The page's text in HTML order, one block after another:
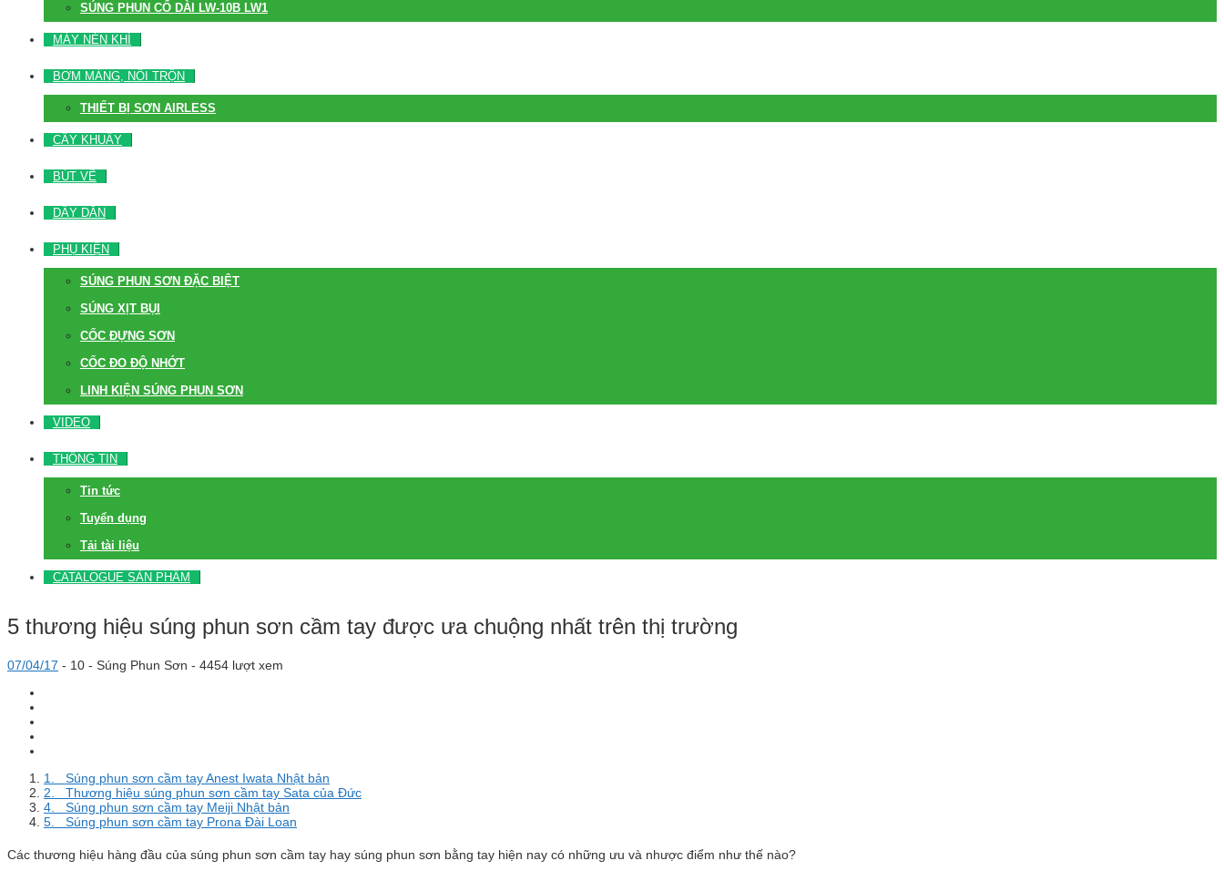
SÚNG PHUN CỔ DÀI LW-10B LW1
MÁY NÉN KHÍ
BƠM MÀNG, NỒI TRỘN
THIẾT BỊ SƠN AIRLESS
CÂY KHUẤY
BÚT VẼ
DÂY DẪN
PHỤ KIỆN
SÚNG PHUN SƠN ĐẶC BIỆT
SÚNG XỊT BỤI
CỐC ĐỰNG SƠN
CỐC ĐO ĐỘ NHỚT
LINH KIỆN SÚNG PHUN SƠN
VIDEO
THÔNG TIN
Tin tức
Tuyển dụng
Tải tài liệu
CATALOGUE SẢN PHẨM
5 thương hiệu súng phun sơn cầm tay được ưa chuộng nhất trên thị trường
07/04/17 - 10 - Súng Phun Sơn - 4454 lượt xem
1. Súng phun sơn cầm tay Anest Iwata Nhật bản
2. Thương hiệu súng phun sơn cầm tay Sata của Đức
4. Súng phun sơn cầm tay Meiji Nhật bản
5. Súng phun sơn cầm tay Prona Đài Loan
Các thương hiệu hàng đầu của súng phun sơn cầm tay hay súng phun sơn bằng tay hiện nay có những ưu và nhược điểm như thế nào?